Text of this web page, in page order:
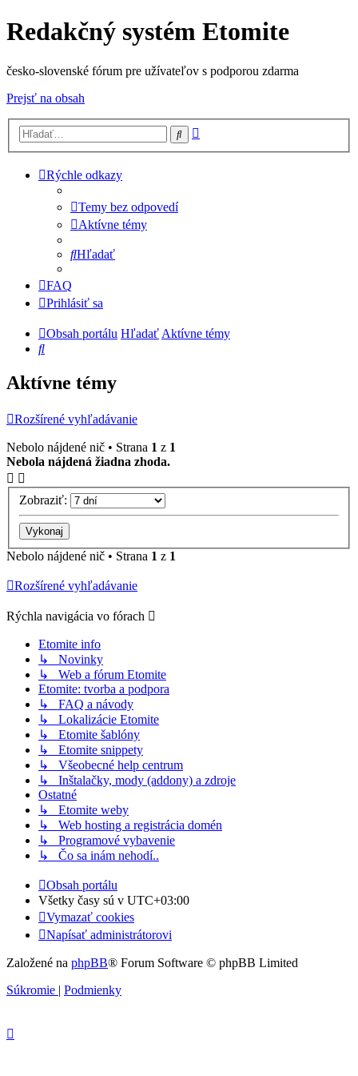
Redakčný systém Etomite
česko-slovenské fórum pre užívateľov s podporou zdarma
Prejsť na obsah
Hľadať
Rýchle odkazy
Temy bez odpovedí
Aktívne témy
Hľadať
FAQ
Prihlásiť sa
Obsah portálu HľadaťAktívne témy
Hľadať
Aktívne témy
Rozšírené vyhľadávanie
Nebolo nájdené nič • Strana 1 z 1
Nebola nájdená žiadna zhoda.
Zobraziť:
Nebolo nájdené nič • Strana 1 z 1
Rozšírené vyhľadávanie
Rýchla navigácia vo fórach
Etomite info
↳ Novinky
↳ Web a fórum Etomite
Etomite: tvorba a podpora
↳ FAQ a návody
↳ Lokalizácie Etomite
↳ Etomite šablóny
↳ Etomite snippety
↳ Všeobecné help centrum
↳ Inštalačky, mody (addony) a zdroje
Ostatné
↳ Etomite weby
↳ Web hosting a registrácia domén
↳ Programové vybavenie
↳ Čo sa inám nehodí..
Obsah portálu
Všetky časy sú v UTC+03:00
Vymazať cookies
Napísať administrátorovi
Založené na phpBB® Forum Software © phpBB Limited
Súkromie | Podmienky